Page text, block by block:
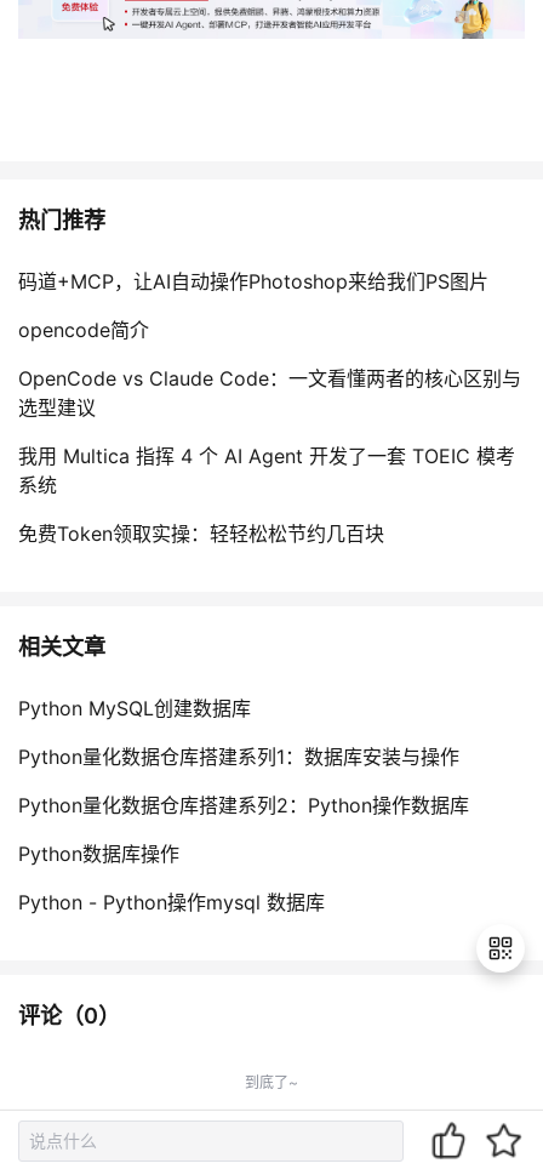
热门推荐
码道+MCP，让AI自动操作Photoshop来给我们PS图片
opencode简介
OpenCode vs Claude Code：一文看懂两者的核心区别与
选型建议
我用 Multica 指挥 4 个 AI Agent 开发了一套 TOEIC 模考
系统
免费Token领取实操：轻轻松松节约几百块
相关文章
Python MySQL创建数据库
Python量化数据仓库搭建系列1：数据库安装与操作
Python量化数据仓库搭建系列2：Python操作数据库
Python数据库操作
Python - Python操作mysql 数据库
评论（0）
到底了~